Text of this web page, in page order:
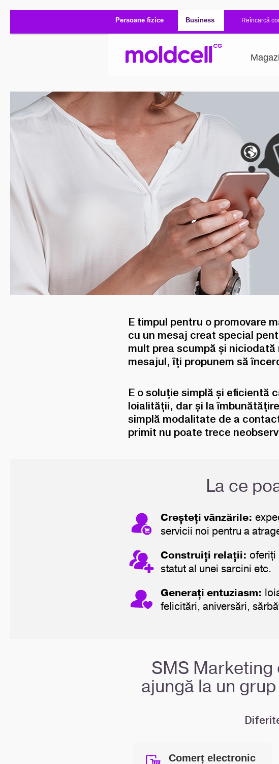
Persoane fizice
Business Reîncarcă
E timpul pentru o promovare
cu un mesaj creat special
mult prea scumpă și
mesajul, îți propunem să
E o soluție simplă și eficientă
loialității, dar și la
simplă modalitate de a
primit nu poate trece
La ce
Creșteți vânzările:
servicii noi pentru a
Construiți relații: oferiți
statut al unei sarcini etc.
Generați entuziasm:
felicitări, aniversări,
SMS
ajungă la un
Comerț electronic